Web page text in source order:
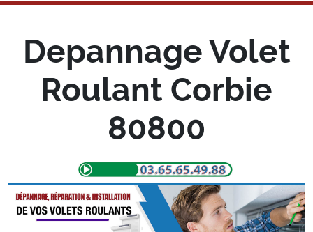
Depannage Volet
Roulant Corbie
80800